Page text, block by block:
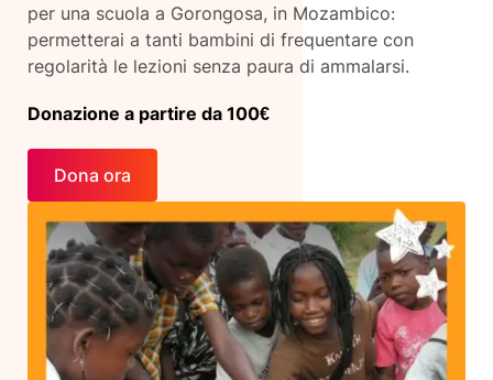
per una scuola a Gorongosa, in Mozambico:
permetterai a tanti bambini di frequentare con
regolarità le lezioni senza paura di ammalarsi.
Donazione a partire da 100€
Dona ora